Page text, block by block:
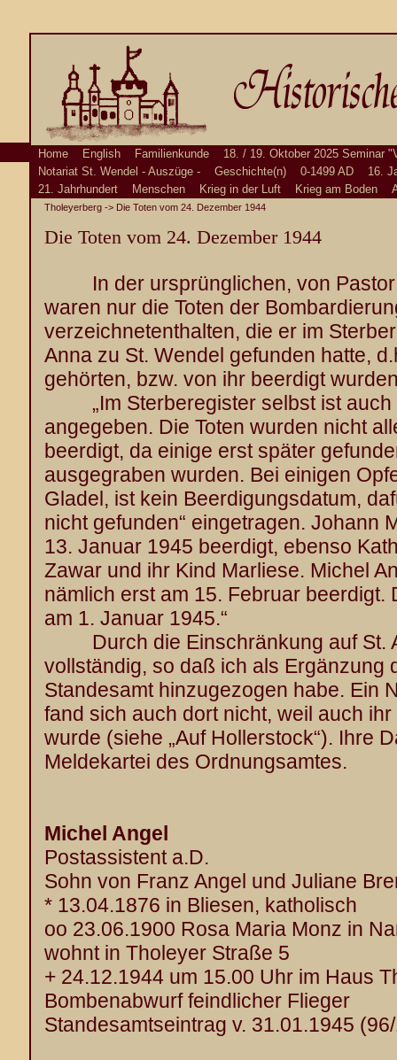
Home English Familienkunde
18. / 19. Oktober 2025 Seminar
Notariat St. Wendel - Auszüge -
Geschichte(n) 0-1499 AD
16.
21. Jahrhundert
Menschen Krieg in der Luft Krieg am Boden
Tholeyerberg -> Die Toten vom 24. Dezember 1944
Die Toten vom 24. Dezember 1944
In der ursprünglichen, von
waren nur die Toten der
verzeichnetenthalten, die er im
Anna zu St. Wendel gefunden hatte,
gehörten, bzw. von ihr beerdigt
„Im Sterberegister selbst ist auch
angegeben. Die Toten wurden nicht
beerdigt, da einige erst später
ausgegraben wurden. Bei einigen
Gladel, ist kein Beerdigungsdatum,
nicht gefunden“ eingetragen. Johann
13. Januar 1945 beerdigt, ebenso
Zawar und ihr Kind Marliese. Michel
nämlich erst am 15. Februar beerdigt.
am 1. Januar 1945.“
Durch die Einschränkung auf St.
vollständig, so daß ich als Ergänzung
Standesamt hinzugezogen habe. Ein
fand sich auch dort nicht, weil auch
wurde (siehe „Auf Hollerstock“). Ihre
Meldekartei des Ordnungsamtes.
Michel Angel
Postassistent a.D.
Sohn von Franz Angel und Juliane
* 13.04.1876 in Bliesen, katholisch
oo 23.06.1900 Rosa Maria Monz in
wohnt in Tholeyer Straße 5
+ 24.12.1944 um 15.00 Uhr im Haus
Bombenabwurf feindlicher Flieger
Standesamtseintrag v. 31.01.1945